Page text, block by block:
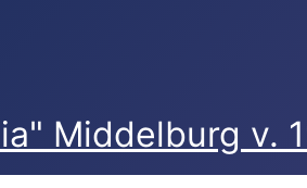
Middelburg v.